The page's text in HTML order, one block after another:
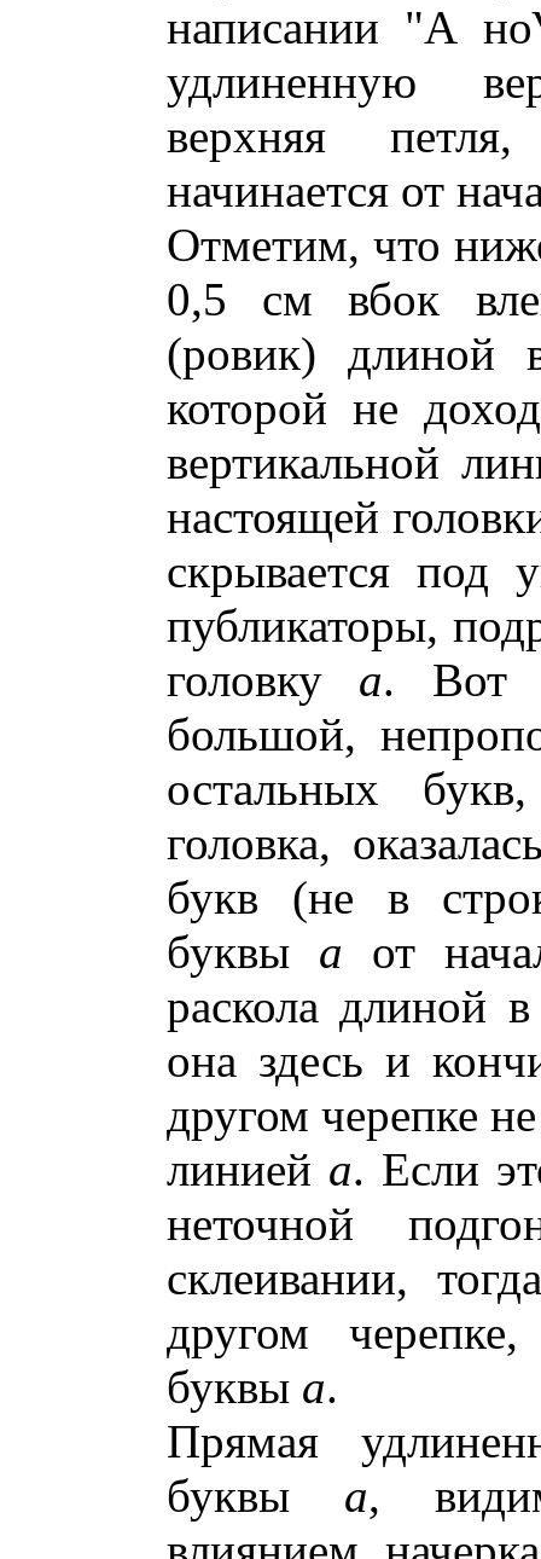
написании "А но
удлиненную
верхняя
начинается от
Отметим, что
0,5 см вбок
(ровик) длиной
которой не
вертикальной
настоящей
скрывается под
публикаторы,
головку а. Вот
большой,
остальных
головка,
букв (не в
буквы а от
раскола длиной
она здесь и
другом черепке
линией а. Если
неточной
склеивании,
другом
буквы а.
Прямая
буквы а,